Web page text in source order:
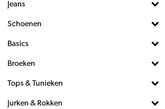
Jeans
Schoenen
Basics
Broeken
Tops & Tunieken
Jurken & Rokken